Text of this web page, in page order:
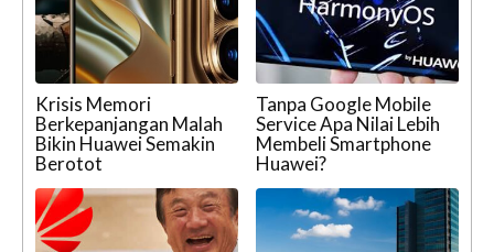
Krisis Memori
Berkepanjangan Malah
Bikin Huawei Semakin
Berotot
Tanpa Google Mobile
Service Apa Nilai Lebih
Membeli Smartphone
Huawei?